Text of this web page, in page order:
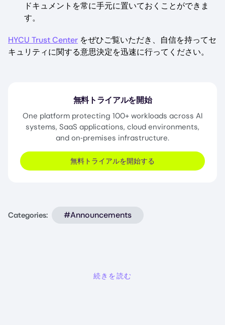
ドキュメントを常に手元に置いておくことができま
す。
HYCU Trust Center をぜひご覧いただき、自信を持ってセ
キュリティに関する意思決定を迅速に行ってください。
無料トライアルを開始
One platform protecting 100+ workloads across AI
systems, SaaS applications, cloud environments,
and on‑premises infrastructure.
無料トライアルを開始する
Categories: #Announcements
続きを読む